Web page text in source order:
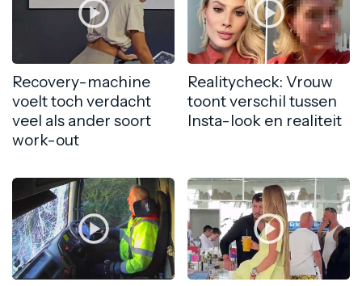
Recovery-machine
voelt toch verdacht
veel als ander soort
work-out
Realitycheck: Vrouw
toont verschil tussen
Insta-look en realiteit